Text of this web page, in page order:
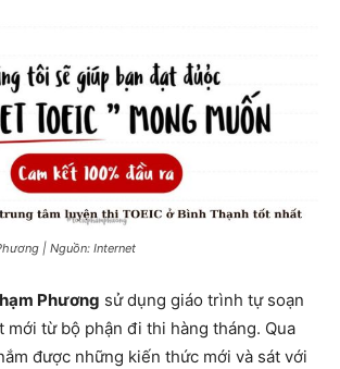
| Nguồn: Internet
Phương sử dụng giáo trình tự soạn
mới từ bộ phận đi thi hàng tháng. Qua
được những kiến thức mới và sát với